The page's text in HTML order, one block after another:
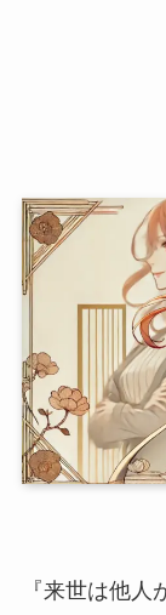
『来世は他